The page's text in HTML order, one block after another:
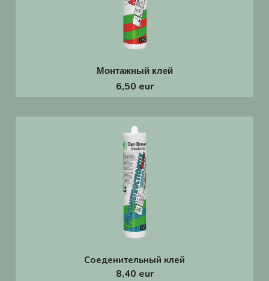
Монтажный клей
6,50 eur
Соеденительный клей
8,40 eur